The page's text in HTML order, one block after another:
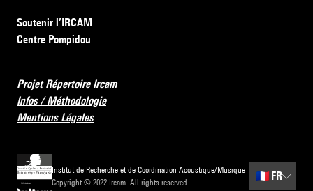
Soutenir l’IRCAM
Centre Pompidou
Projet Répertoire Ircam
Infos / Méthodologie
Mentions Légales
Institut de Recherche et de Coordination Acoustique/Musique
Copyright © 2022 Ircam. All rights reserved.
🇫🇷 FR